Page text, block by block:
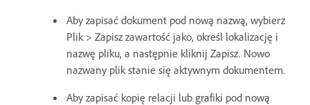
Aby zapisać dokument pod nową nazwą, wybierz
Plik > Zapisz zawartość jako, określ lokalizację i
nazwę pliku, a następnie kliknij Zapisz. Nowo
nazwany plik stanie się aktywnym dokumentem.
Aby zapisać kopię relacji lub grafiki pod nową